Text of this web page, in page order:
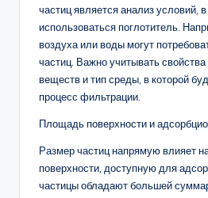
частиц является анализ условий,
использоваться поглотитель.
воздуха или воды могут
частиц. Важно учитывать
веществ и тип среды, в которой
процесс фильтрации.
Площадь поверхности и
Размер частиц напрямую влияет
поверхности, доступную для
частицы обладают большей